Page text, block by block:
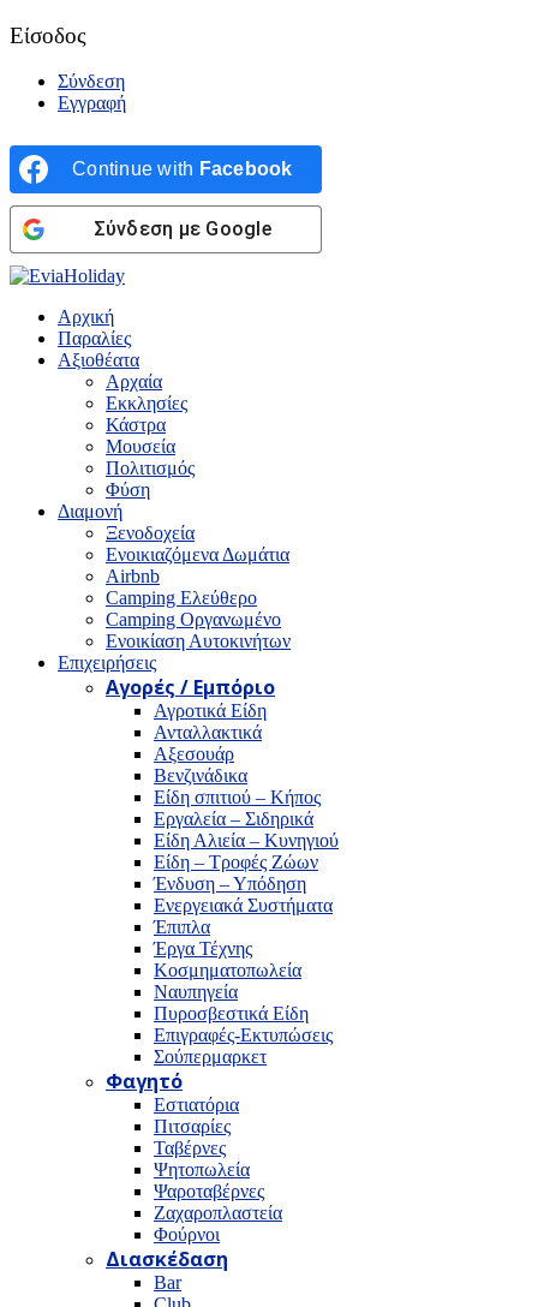
Είσοδος
Σύνδεση
Εγγραφή
Continue with Facebook
Σύνδεση με Google
Αρχική
Παραλίες
Αξιοθέατα
Αρχαία
Εκκλησίες
Κάστρα
Μουσεία
Πολιτισμός
Φύση
Διαμονή
Ξενοδοχεία
Ενοικιαζόμενα Δωμάτια
Airbnb
Camping Ελεύθερο
Camping Οργανωμένο
Ενοικίαση Αυτοκινήτων
Επιχειρήσεις
Αγορές / Εμπόριο
Αγροτικά Είδη
Ανταλλακτικά
Αξεσουάρ
Βενζινάδικα
Είδη σπιτιού – Κήπος
Εργαλεία – Σιδηρικά
Είδη Αλιεία – Κυνηγιού
Είδη – Τροφές Ζώων
Ένδυση – Υπόδηση
Ενεργειακά Συστήματα
Έπιπλα
Έργα Τέχνης
Κοσμηματοπωλεία
Ναυπηγεία
Πυροσβεστικά Είδη
Επιγραφές-Εκτυπώσεις
Σούπερμαρκετ
Φαγητό
Εστιατόρια
Πιτσαρίες
Ταβέρνες
Ψητοπωλεία
Ψαροταβέρνες
Ζαχαροπλαστεία
Φούρνοι
Διασκέδαση
Bar